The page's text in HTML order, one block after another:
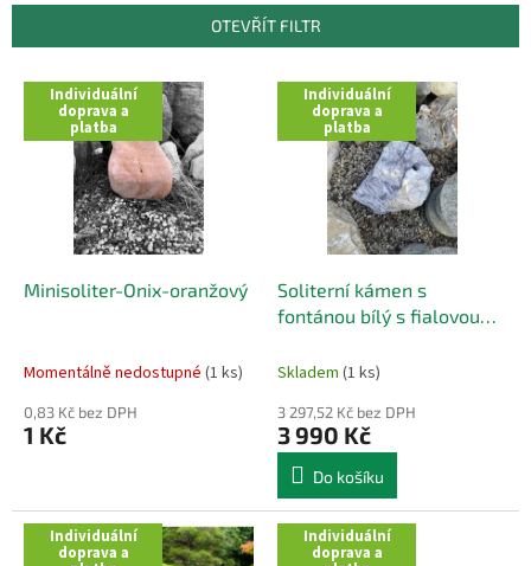
í
OTEVŘÍT FILTR
V
p
Individuální
doprava a
platba
Minisoliter-Onix-oranžový
Momentálně nedostupné (1 ks)
0,83 Kč bez DPH
1 Kč
Individuální
doprava a
platba
Soliterní kámen s
fontánou bílý s fialovou
Skladem (1 ks)
3 297,52 Kč bez DPH
3 990 Kč
Do košíku
Individuální
doprava a
Individuální
doprava a